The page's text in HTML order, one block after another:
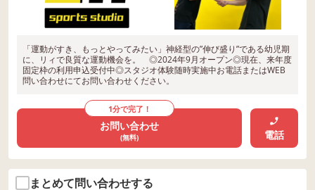
「運動がすき、もっとやってみたい」神経型の”伸び盛り”である幼児期
に、リィで良質な運動機会を。 ◎2024年9月オープン◎現在、来年度
固定枠の利用申込受付中◎スタジオ体験随時実施中お電話またはWEB
問い合わせにてお問い合わせください。
1分で完了！
お問い合わせ
(無料) 電話
まとめて問い合わせする